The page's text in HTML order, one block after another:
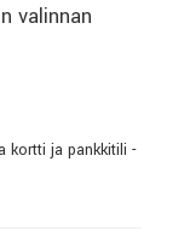
valinnan
kortti ja pankkitili -